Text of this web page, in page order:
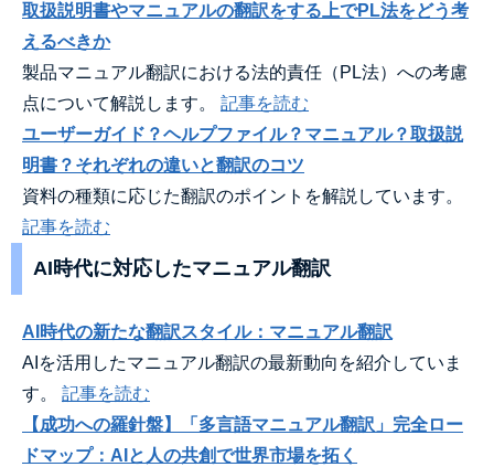
取扱説明書やマニュアルの翻訳をする上でPL法をどう考
えるべきか
製品マニュアル翻訳における法的責任（PL法）への考慮
点について解説します。 記事を読む
ユーザーガイド？ヘルプファイル？マニュアル？取扱説
明書？それぞれの違いと翻訳のコツ
資料の種類に応じた翻訳のポイントを解説しています。
記事を読む
AI時代に対応したマニュアル翻訳
AI時代の新たな翻訳スタイル：マニュアル翻訳
AIを活用したマニュアル翻訳の最新動向を紹介していま
す。 記事を読む
【成功への羅針盤】「多言語マニュアル翻訳」完全ロー
ドマップ：AIと人の共創で世界市場を拓く